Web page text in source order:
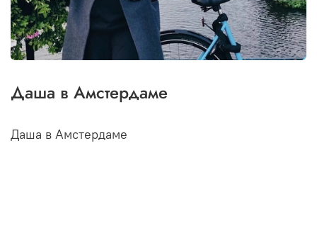
Даша в Амстердаме
Даша в Амстердаме